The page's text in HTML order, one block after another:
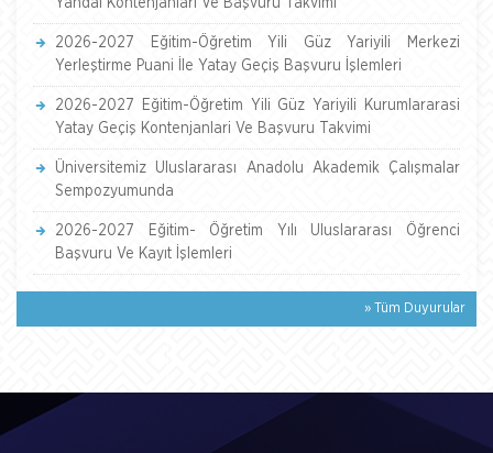
Yandal Kontenjanlari Ve Başvuru Takvimi
2026-2027 Eğitim-Öğretim Yili Güz Yariyili Merkezi
Yerleştirme Puani İle Yatay Geçiş Başvuru İşlemleri
2026-2027 Eğitim-Öğretim Yili Güz Yariyili Kurumlararasi
Yatay Geçiş Kontenjanlari Ve Başvuru Takvimi
Üniversitemiz Uluslararası Anadolu Akademik Çalışmalar
Sempozyumunda
2026-2027 Eğitim- Öğretim Yılı Uluslararası Öğrenci
Başvuru Ve Kayıt İşlemleri
» Tüm Duyurular